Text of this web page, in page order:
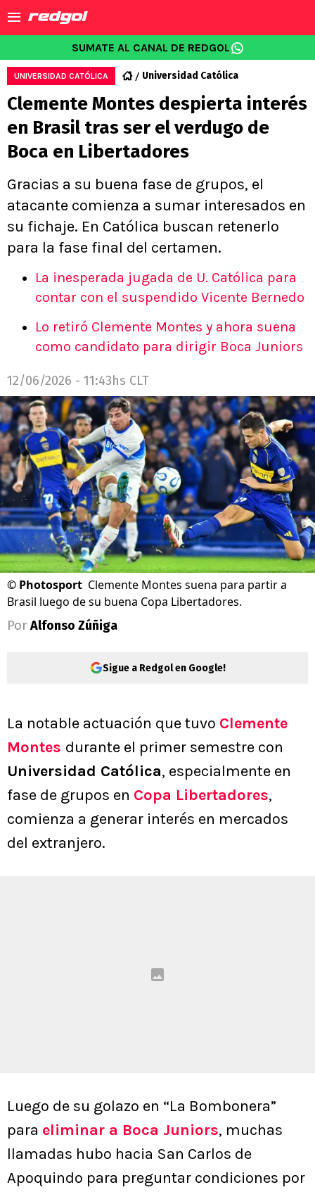
SUMATE AL CANAL DE REDGOL
UNIVERSIDAD CATÓLICA Universidad Católica
Clemente Montes despierta interés
en Brasil tras ser el verdugo de
Boca en Libertadores
Gracias a su buena fase de grupos, el
atacante comienza a sumar interesados en
su fichaje. En Católica buscan retenerlo
para la fase final del certamen.
La inesperada jugada de U. Católica para
contar con el suspendido Vicente Bernedo
Lo retiró Clemente Montes y ahora suena
como candidato para dirigir Boca Juniors
12/06/2026 - 11:43hs CLT
© Photosport Clemente Montes suena para partir a
Brasil luego de su buena Copa Libertadores.
Por Alfonso Zúñiga
Sigue a Redgol en Google!
La notable actuación que tuvo Clemente
Montes durante el primer semestre con
Universidad Católica, especialmente en
fase de grupos en Copa Libertadores,
comienza a generar interés en mercados
del extranjero.
Luego de su golazo en “La Bombonera”
para eliminar a Boca Juniors, muchas
llamadas hubo hacia San Carlos de
Apoquindo para preguntar condiciones por